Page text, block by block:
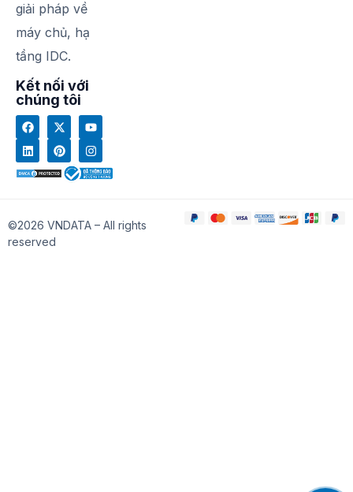
giải pháp về
máy chủ, hạ
tầng IDC.
Kết nối với
chúng tôi
©2026 VNDATA – All rights
reserved